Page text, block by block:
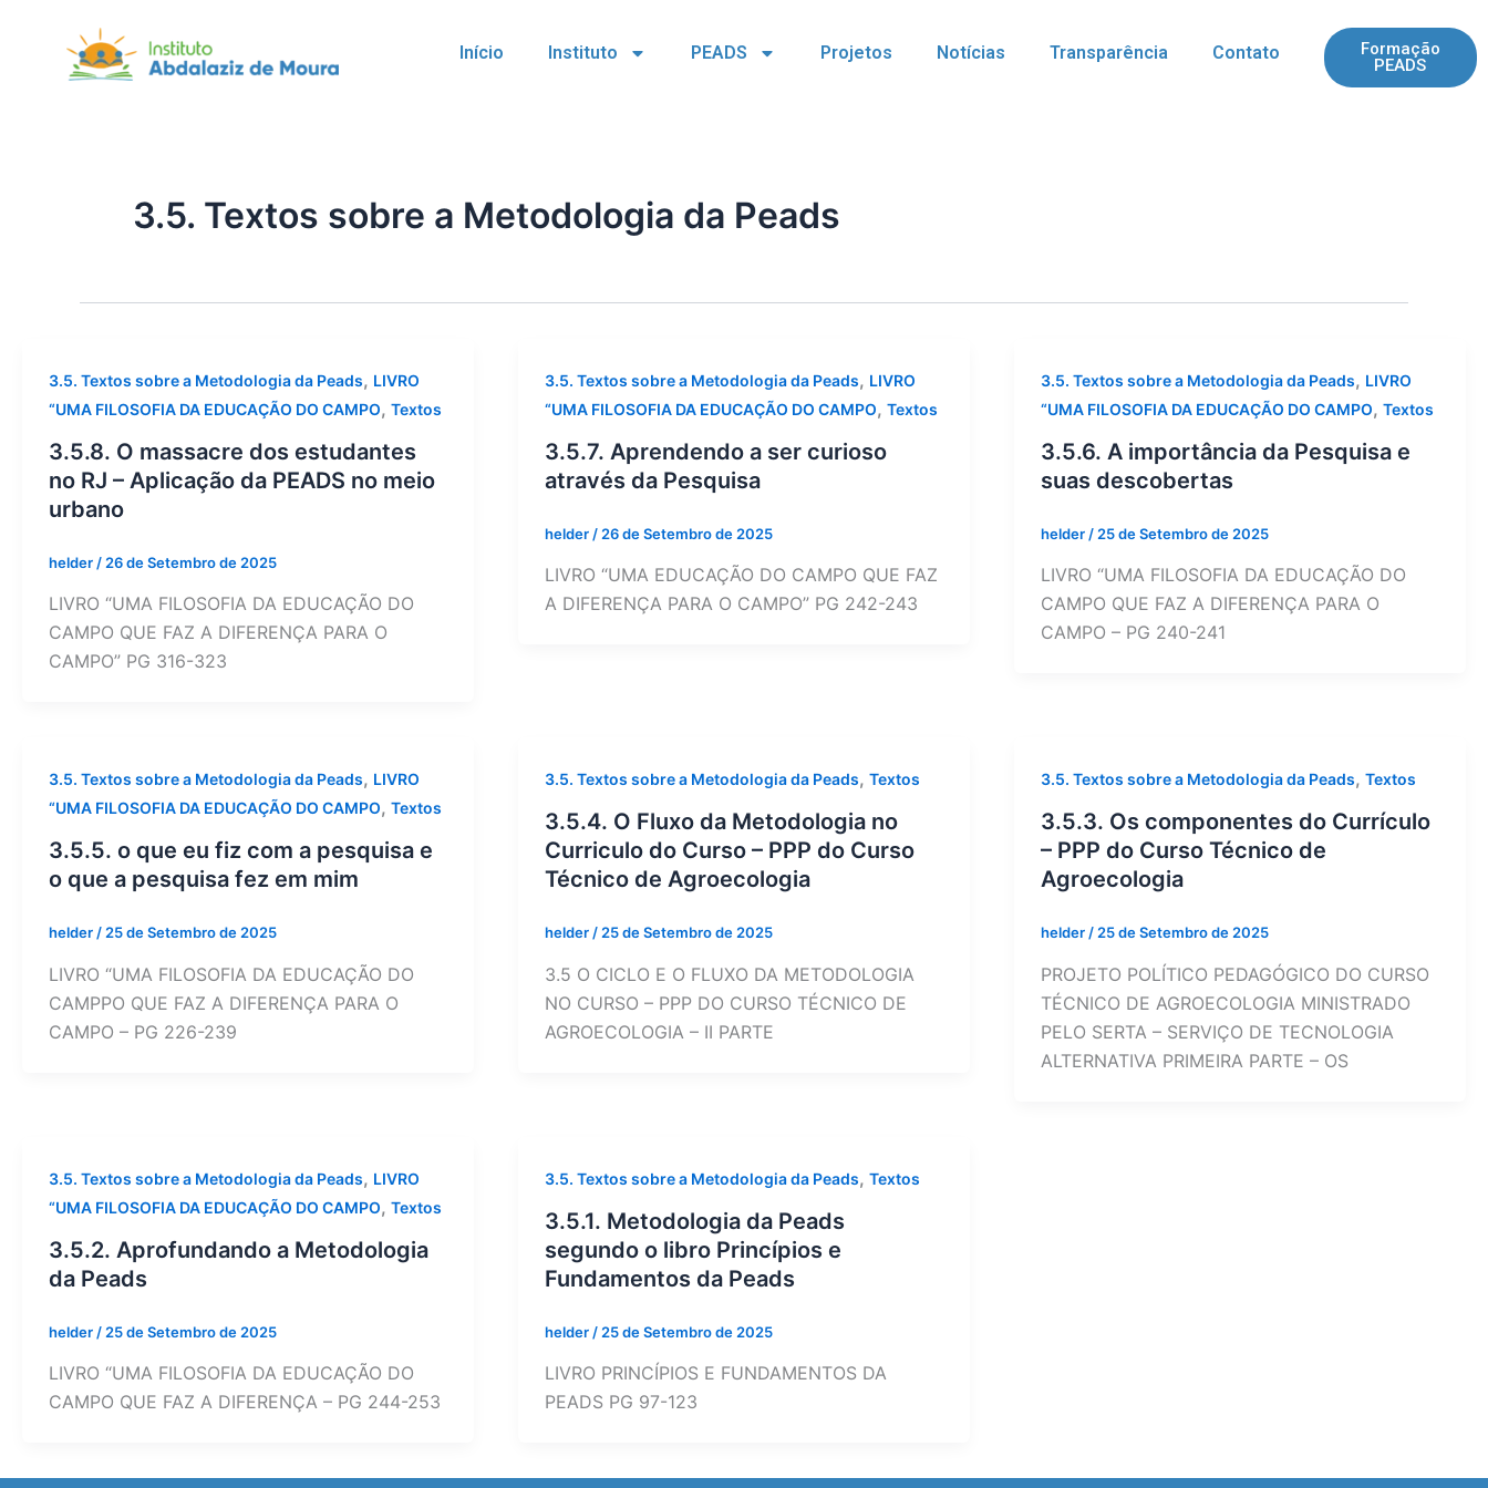
Início Instituto PEADS Projetos Notícias Transparência Contato
Formação
PEADS
3.5. Textos sobre a Metodologia da Peads
3.5. Textos sobre a Metodologia da Peads, LIVRO
“UMA FILOSOFIA DA EDUCAÇÃO DO CAMPO, Textos
3.5.8. O massacre dos estudantes
no RJ – Aplicação da PEADS no meio
urbano
helder / 26 de Setembro de 2025
LIVRO “UMA FILOSOFIA DA EDUCAÇÃO DO
CAMPO QUE FAZ A DIFERENÇA PARA O
CAMPO” PG 316-323
3.5. Textos sobre a Metodologia da Peads, LIVRO
“UMA FILOSOFIA DA EDUCAÇÃO DO CAMPO, Textos
3.5.7. Aprendendo a ser curioso
através da Pesquisa
helder / 26 de Setembro de 2025
LIVRO “UMA EDUCAÇÃO DO CAMPO QUE FAZ
A DIFERENÇA PARA O CAMPO” PG 242-243
3.5. Textos sobre a Metodologia da Peads, LIVRO
“UMA FILOSOFIA DA EDUCAÇÃO DO CAMPO, Textos
3.5.6. A importância da Pesquisa e
suas descobertas
helder / 25 de Setembro de 2025
LIVRO “UMA FILOSOFIA DA EDUCAÇÃO DO
CAMPO QUE FAZ A DIFERENÇA PARA O
CAMPO – PG 240-241
3.5. Textos sobre a Metodologia da Peads, LIVRO
“UMA FILOSOFIA DA EDUCAÇÃO DO CAMPO, Textos
3.5.5. o que eu fiz com a pesquisa e
o que a pesquisa fez em mim
helder / 25 de Setembro de 2025
LIVRO “UMA FILOSOFIA DA EDUCAÇÃO DO
CAMPPO QUE FAZ A DIFERENÇA PARA O
CAMPO – PG 226-239
3.5. Textos sobre a Metodologia da Peads, Textos
3.5.4. O Fluxo da Metodologia no
Curriculo do Curso – PPP do Curso
Técnico de Agroecologia
helder / 25 de Setembro de 2025
3.5 O CICLO E O FLUXO DA METODOLOGIA
NO CURSO – PPP DO CURSO TÉCNICO DE
AGROECOLOGIA – II PARTE
3.5. Textos sobre a Metodologia da Peads, Textos
3.5.3. Os componentes do Currículo
– PPP do Curso Técnico de
Agroecologia
helder / 25 de Setembro de 2025
PROJETO POLÍTICO PEDAGÓGICO DO CURSO
TÉCNICO DE AGROECOLOGIA MINISTRADO
PELO SERTA – SERVIÇO DE TECNOLOGIA
ALTERNATIVA PRIMEIRA PARTE – OS
3.5. Textos sobre a Metodologia da Peads, LIVRO
“UMA FILOSOFIA DA EDUCAÇÃO DO CAMPO, Textos
3.5.2. Aprofundando a Metodologia
da Peads
helder / 25 de Setembro de 2025
LIVRO “UMA FILOSOFIA DA EDUCAÇÃO DO
CAMPO QUE FAZ A DIFERENÇA – PG 244-253
3.5. Textos sobre a Metodologia da Peads, Textos
3.5.1. Metodologia da Peads
segundo o libro Princípios e
Fundamentos da Peads
helder / 25 de Setembro de 2025
LIVRO PRINCÍPIOS E FUNDAMENTOS DA
PEADS PG 97-123